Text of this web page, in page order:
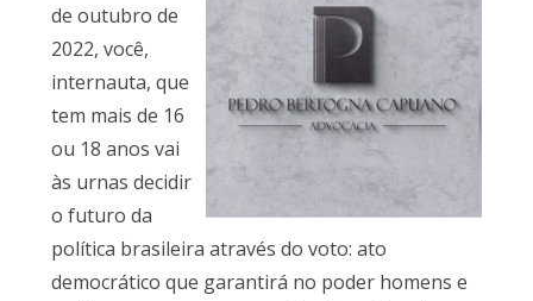
de outubro de
2022, você,
internauta, que
tem mais de 16
ou 18 anos vai
às urnas decidir
o futuro da
política brasileira através do voto: ato
democrático que garantirá no poder homens e